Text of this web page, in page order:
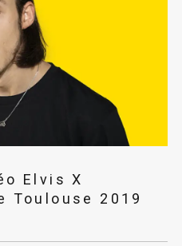
Elvis X
Toulouse 2019